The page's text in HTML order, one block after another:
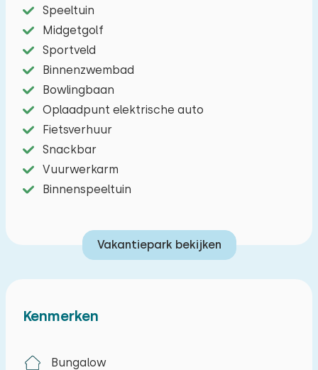
slaapkamers (één boven, één op de begane
grond) met elk twee éénpersoonsbedden. Op de
begane grond is er een ruime douche met
wastafel en apart toilet. Via de schuifpui in de
woonkamer kom je in de ruime tuin met terras
voorzien van tuinmeubelen.
Parkeren: Ruimte voor één auto bij het
vakantiehuis.
Kenmerken
Bungalow
Speeltuin
Midgetgolf
Sportveld
Binnenzwembad
Bowlingbaan
Oplaadpunt elektrische auto
Fietsverhuur
Snackbar
Vuurwerkarm
Binnenspeeltuin
Vakantiepark bekijken